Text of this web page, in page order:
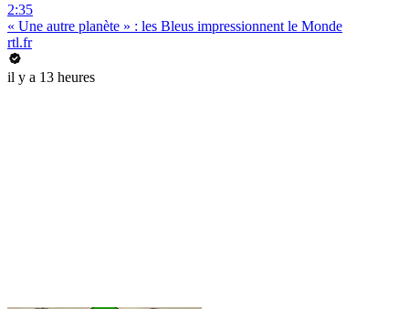
2:35
« Une autre planète » : les Bleus impressionnent le Monde
rtl.fr
il y a 13 heures